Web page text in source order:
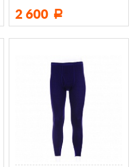
2 600 Р